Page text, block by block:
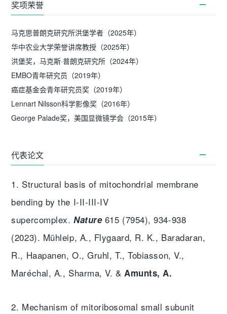
奖项荣誉
马克思普朗克研究所洪堡学者（2025年）
华中农业大学荣誉讲席教授（2025年）
洪堡奖，马克斯·普朗克研究所（2024年）
EMBO青年研究员（2019年）
癌症基金会青年研究员奖（2019年）
Lennart Nilsson科学影像奖（2016年）
George Palade奖，美国显微镜学会（2015年）
代表论文
1. Structural basis of mitochondrial membrane
bending by the I-II-III-IV
supercomplex.Nature615 (7954), 934-938
(2023). Mühleip, A., Flygaard, R. K., Baradaran,
R., Haapanen, O., Gruhl, T., Tobiasson, V.,
Maréchal, A., Sharma, V. &Amunts, A.
2. Mechanism of mitoribosomal small subunit